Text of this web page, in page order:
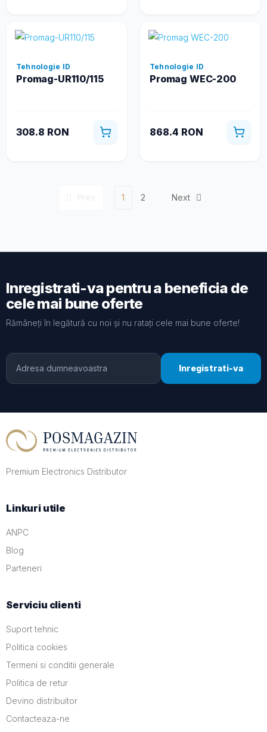
Tehnologie ID
Promag-UR110/115
308.8 RON
Tehnologie ID
Promag WEC-200
868.4 RON
1 2 Next
Inregistrati-va pentru a beneficia de
cele mai bune oferte
Rămâneți în legătură cu noi și nu ratați cele mai bune oferte!
Inregistrati-va
Premium Electronics Distributor
Linkuri utile
ANPC
Blog
Parteneri
Serviciu clienti
Suport tehnic
Politica cookies
Termeni si conditii generale
Politica de retur
Devino distribuitor
Contacteaza-ne